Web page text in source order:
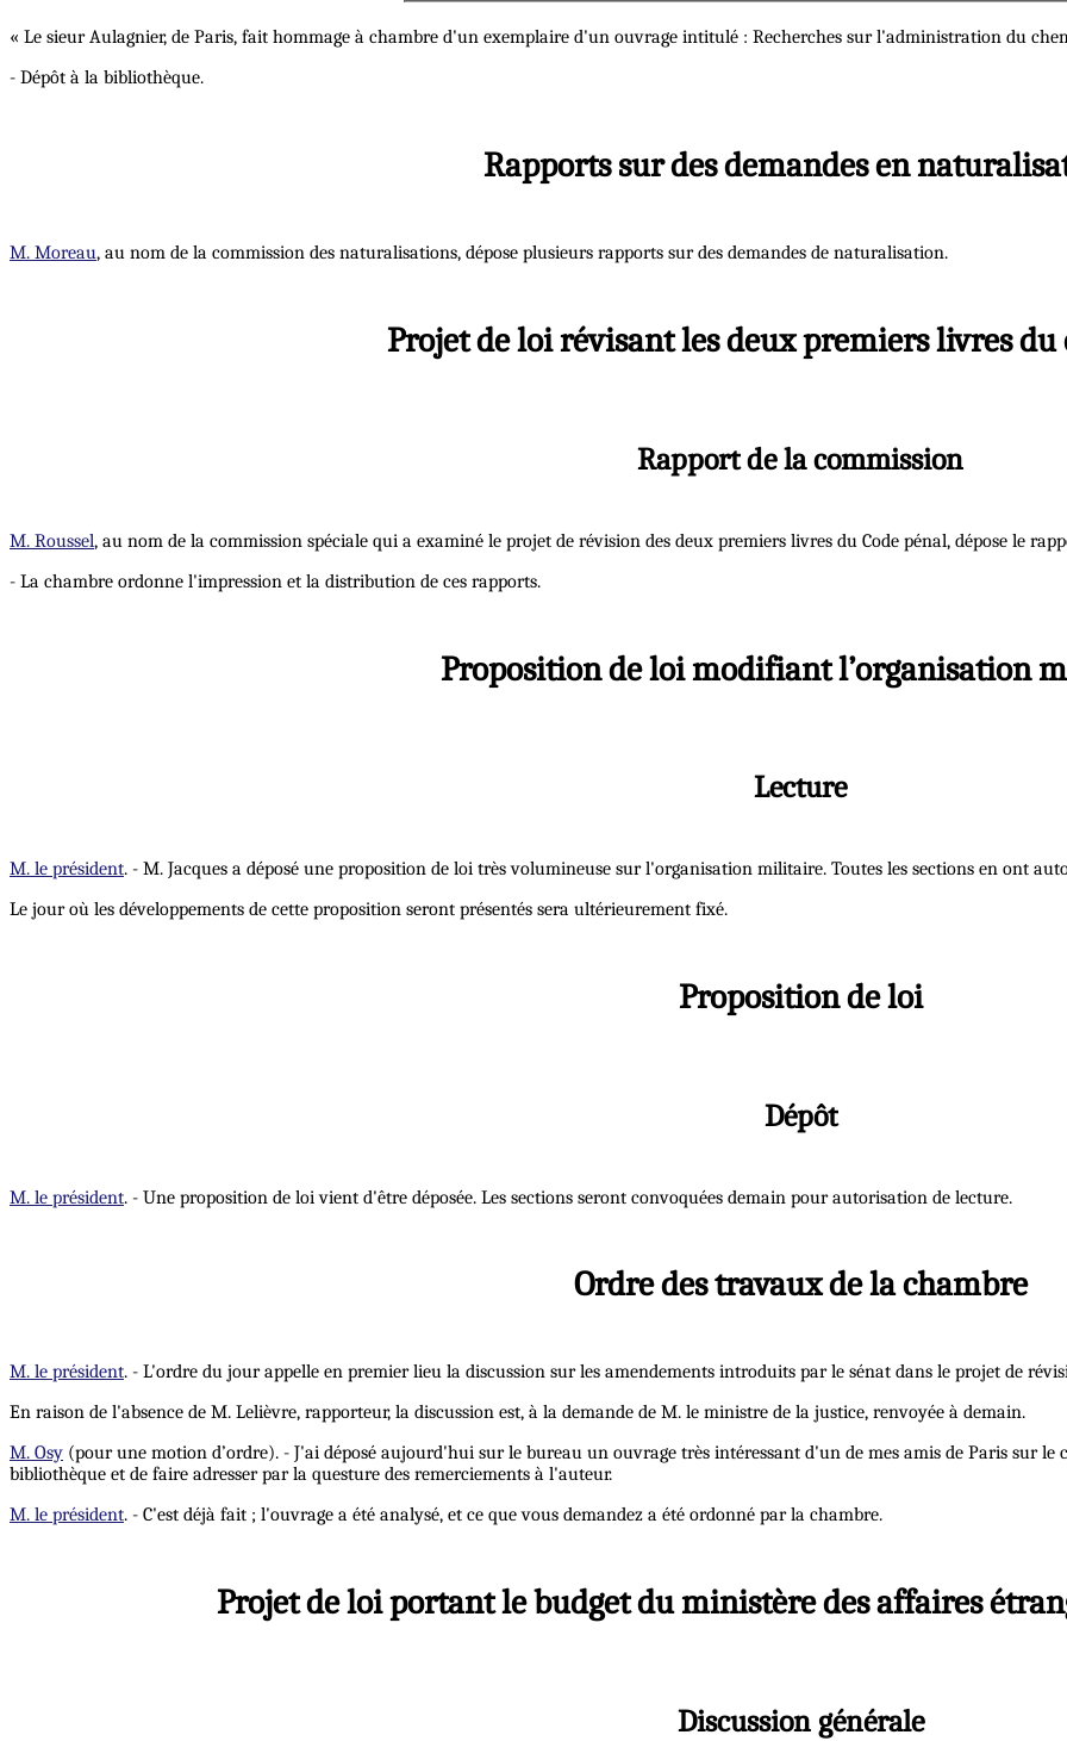
« Le sieur Aulagnier, de Paris, fait hommage à chambre d'un exemplaire d'un ouvrage intitulé : Recherches sur l'administration du
- Dépôt à la bibliothèque.
Rapports sur des demandes en
M. Moreau, au nom de la commission des naturalisations, dépose plusieurs rapports sur des demandes de naturalisation.
Projet de loi révisant les deux premiers livres du
Rapport de la commission
M. Roussel, au nom de la commission spéciale qui a examiné le projet de révision des deux premiers livres du Code pénal, dépose le
- La chambre ordonne l'impression et la distribution de ces rapports.
Proposition de loi modifiant l’organisation
Lecture
M. le président. - M. Jacques a déposé une proposition de loi très volumineuse sur l'organisation militaire. Toutes les sections en ont
Le jour où les développements de cette proposition seront présentés sera ultérieurement fixé.
Proposition de loi
Dépôt
M. le président. - Une proposition de loi vient d'être déposée. Les sections seront convoquées demain pour autorisation de lecture.
Ordre des travaux de la chambre
M. le président. - L'ordre du jour appelle en premier lieu la discussion sur les amendements introduits par le sénat dans le projet de
En raison de l'absence de M. Lelièvre, rapporteur, la discussion est, à la demande de M. le ministre de la justice, renvoyée à demain.
M. Osy (pour une motion d’ordre). - J'ai déposé aujourd'hui sur le bureau un ouvrage très intéressant d'un de mes amis de Paris sur
bibliothèque et de faire adresser par la questure des remerciements à l'auteur.
M. le président. - C'est déjà fait ; l'ouvrage a été analysé, et ce que vous demandez a été ordonné par la chambre.
Projet de loi portant le budget du ministère des affaires
Discussion générale